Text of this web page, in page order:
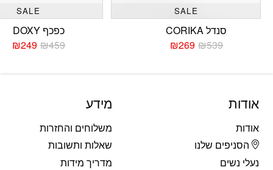
SALE
סנדל CORIKA
₪539
המחיר
₪269המחיר
SALE
כפכף DOXY
₪459
₪249
אודות
אודות
הסניפים שלנו
נעלי נשים
מידע
משלוחים והחזרות
שאלות ותשובות
מדריך מידות